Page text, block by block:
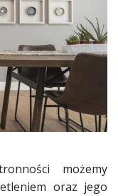
możemy
oraz jego